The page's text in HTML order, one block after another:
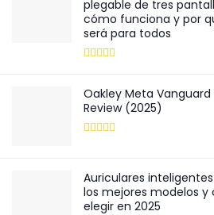
plegable de tres
cómo funciona y por
será para todos
Oakley Meta
Review (2025)
Auriculares inteligentes
los mejores modelos y
elegir en 2025